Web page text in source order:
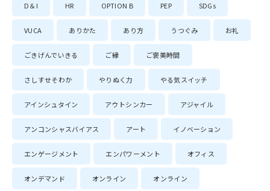
D＆I HR OPTION B PEP SDGs
VUCA ありかた あり方 うつぐみ お礼
ごきげんでいきる ご縁 ご褒美時間
さしすせそわか やりぬく力 やる気スイッチ
アインシュタイン アウトシンカー アジャイル
アンコンシャスバイアス アート イノベーション
エンゲージメント エンパワーメント オフィス
オンデマンド オンライン オンライン